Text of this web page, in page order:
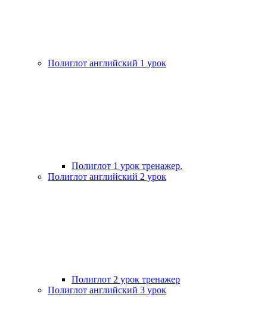
Полиглот английский 1 урок
Полиглот 1 урок тренажер.
Полиглот английский 2 урок
Полиглот 2 урок тренажер
Полиглот английский 3 урок